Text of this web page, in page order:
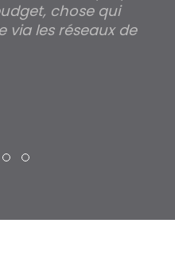
chose qui
via les réseaux de